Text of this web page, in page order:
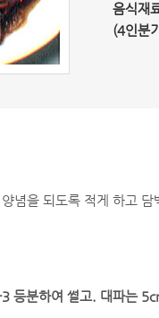
음식재
(4인분
념을 되도록 적게 하고 담
등분하여 썰고. 대파는